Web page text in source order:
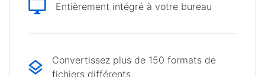
Entièrement intégré à votre bureau
Convertissez plus de 150 formats de
fichiers différents